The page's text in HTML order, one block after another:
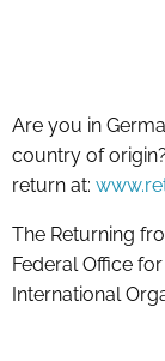
Are you in
country of
return at:
The Returning
Federal Office
International